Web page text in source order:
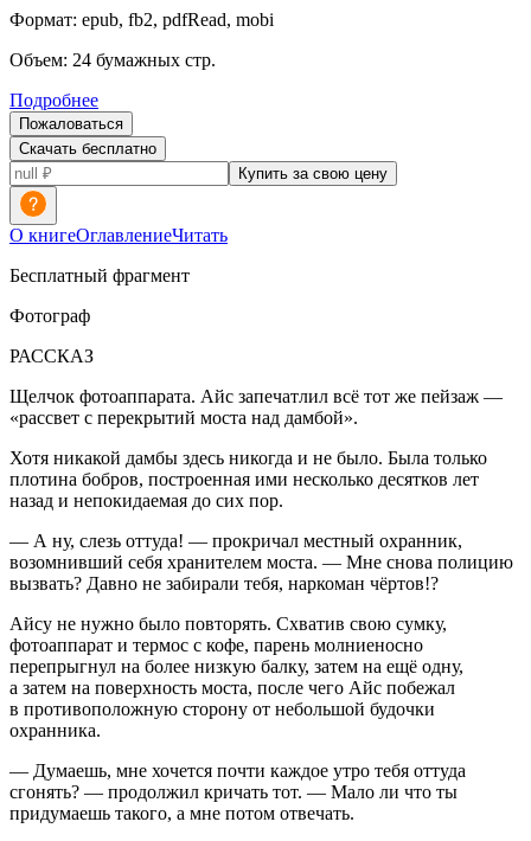
Формат: epub, fb2, pdfRead, mobi
Объем: 24 бумажных стр.
Подробнее
Пожаловаться
Скачать бесплатно
Купить за свою цену
О книгеОглавлениеЧитать
Бесплатный фрагмент
Фотограф
РАССКАЗ
Щелчок фотоаппарата. Айс запечатлил всё тот же пейзаж —
«рассвет с перекрытий моста над дамбой».
Хотя никакой дамбы здесь никогда и не было. Была только
плотина бобров, построенная ими несколько десятков лет
назад и непокидаемая до сих пор.
— А ну, слезь оттуда! — прокричал местный охранник,
возомнивший себя хранителем моста. — Мне снова полицию
вызвать? Давно не забирали тебя, наркоман чёртов!?
Айсу не нужно было повторять. Схватив свою сумку,
фотоаппарат и термос с кофе, парень молниеносно
перепрыгнул на более низкую балку, затем на ещё одну,
а затем на поверхность моста, после чего Айс побежал
в противоположную сторону от небольшой будочки
охранника.
— Думаешь, мне хочется почти каждое утро тебя оттуда
сгонять? — продолжил кричать тот. — Мало ли что ты
придумаешь такого, а мне потом отвечать.